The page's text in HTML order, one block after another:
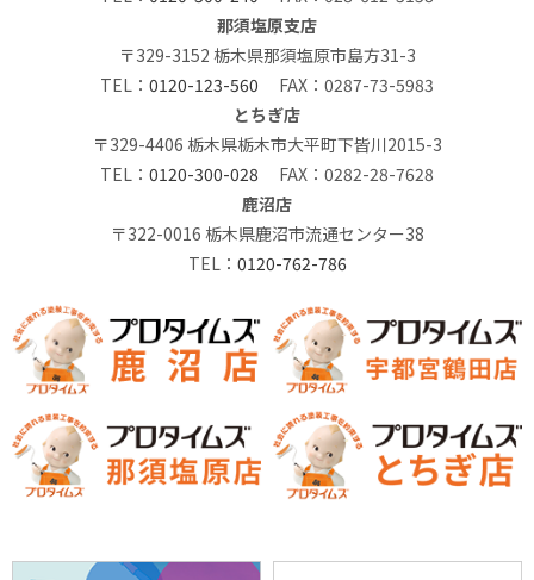
那須塩原支店
〒329-3152 栃木県那須塩原市島方31-3
TEL： 0120-123-560 FAX：0287-73-5983
とちぎ店
〒329-4406 栃木県栃木市大平町下皆川2015-3
TEL： 0120-300-028 FAX：0282-28-7628
鹿沼店
〒322-0016 栃木県鹿沼市流通センター38
TEL： 0120-762-786